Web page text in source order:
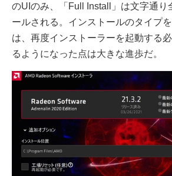
のUIのみ、「Full Install」は文字通り
ールされる。インストールのタイプ
は、再度インストーラーを起動する
るようになった点は大きな進歩だ。